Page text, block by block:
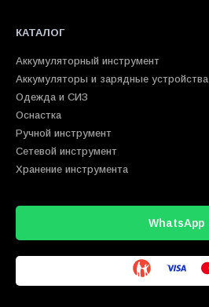
КАТАЛОГ
Аккумуляторный инструмент
Аккумуляторы и зарядные устройства
Одежда и СИЗ
Оснастка
Ручной инструмент
Сетевой инструмент
Хранение инструмента
WhatsApp